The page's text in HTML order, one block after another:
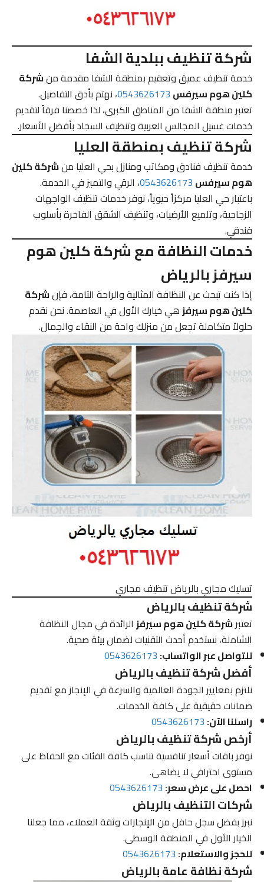
شركة تنظيف ببلدية الشفا
خدمة تنظيف عميق وتعقيم بمنطقة الشفا مقدمة منشركة
كلين هوم سيرفس0543626173، نهتم بأدق التفاصيل.
تعتبر منطقة الشفا من المناطق الكبرى، لذا خصصنا فرقاً لتقديم
خدمات غسيل المجالس العربية وتنظيف السجاد بأفضل الأسعار.
شركة تنظيف بمنطقة العليا
خدمة تنظيف فنادق ومكاتب ومنازل بحي العليا منشركة كلين
هوم سيرفس0543626173، الرقي والتميز في الخدمة.
باعتبار حي العليا مركزاً حيوياً، نوفر خدمات تنظيف الواجهات
الزجاجية، وتلميع الأرضيات، وتنظيف الشقق الفاخرة بأسلوب
فندقي.
خدمات النظافة مع شركة كلين هوم
سيرفز بالرياض
إذا كنت تبحث عن النظافة المثالية والراحة التامة، فإنشركة
كلين هوم سيرفزهي خيارك الأول في العاصمة. نحن نقدم
حلولاً متكاملة تجعل من منزلك واحة من النقاء والجمال.
تسليك مجاري بالرياض تنظيف مجاري
شركة تنظيف بالرياض
تعتبرشركة كلين هوم سيرفزالرائدة في مجال النظافة
الشاملة، نستخدم أحدث التقنيات لضمان بيئة صحية.
للتواصل عبر الواتساب:0543626173
أفضل شركة تنظيف بالرياض
نلتزم بمعايير الجودة العالمية والسرعة في الإنجاز مع تقديم
ضمانات حقيقية على كافة الخدمات.
راسلنا الآن:0543626173
أرخص شركة تنظيف بالرياض
نوفر باقات أسعار تنافسية تناسب كافة الفئات مع الحفاظ على
مستوى احترافي لا يضاهى.
احصل على عرض سعر:0543626173
شركات التنظيف بالرياض
نبرز بفضل سجل حافل من الإنجازات وثقة العملاء، مما جعلنا
الخيار الأول في المنطقة الوسطى.
للحجز والاستعلام: 0543626173
شركة نظافة عامة بالرياض